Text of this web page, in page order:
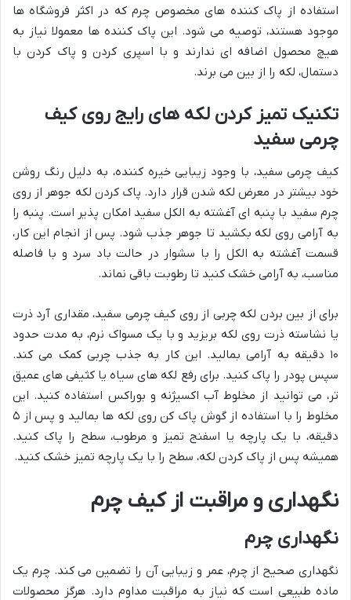
استفاده از پاک کننده های مخصوص چرم که در اکثر فروشگاه ها
موجود هستند، توصیه می شود. این پاک کننده ها معمولا نیاز به
هیچ محصول اضافه ای ندارند و با اسپری کردن و پاک کردن با
دستمال، لکه را از بین می برند.
تکنیک تمیز کردن لکه های رایج روی کیف
چرمی سفید
کیف چرمی سفید، با وجود زیبایی خیره کننده، به دلیل رنگ روشن
خود بیشتر در معرض لکه شدن قرار دارد. پاک کردن لکه جوهر از روی
چرم سفید با پنبه ای آغشته به الکل سفید امکان پذیر است. پنبه را
به آرامی روی لکه بکشید تا جوهر جذب شود. پس از انجام این کار،
قسمت آغشته به الکل را با سشوار در حالت باد سرد و با فاصله
مناسب، به آرامی خشک کنید تا رطوبت باقی نماند.
برای از بین بردن لکه چربی از روی کیف چرمی سفید، مقداری آرد ذرت
یا نشاسته ذرت روی لکه بریزید و با یک مسواک نرم، به مدت حدود
۱۰ دقیقه به آرامی بمالید. این کار به جذب چربی کمک می کند.
سپس پودر را پاک کنید. برای رفع لکه های سیاه یا کثیفی های عمیق
تر، می توانید از مخلوط آب اکسیژنه و بوراکس استفاده کنید. این
مخلوط را با استفاده از گوش پاک کن روی لکه ها بمالید و پس از ۵
دقیقه، با یک پارچه یا اسفنج تمیز و مرطوب، سطح را پاک کنید.
همیشه پس از پاک کردن لکه، سطح را با یک پارچه تمیز خشک کنید.
نگهداری و مراقبت از کیف چرم
نگهداری چرم
نگهداری صحیح از چرم، عمر و زیبایی آن را تضمین می کند. چرم یک
ماده طبیعی است که نیاز به مراقبت مداوم دارد. هرگز محصولات